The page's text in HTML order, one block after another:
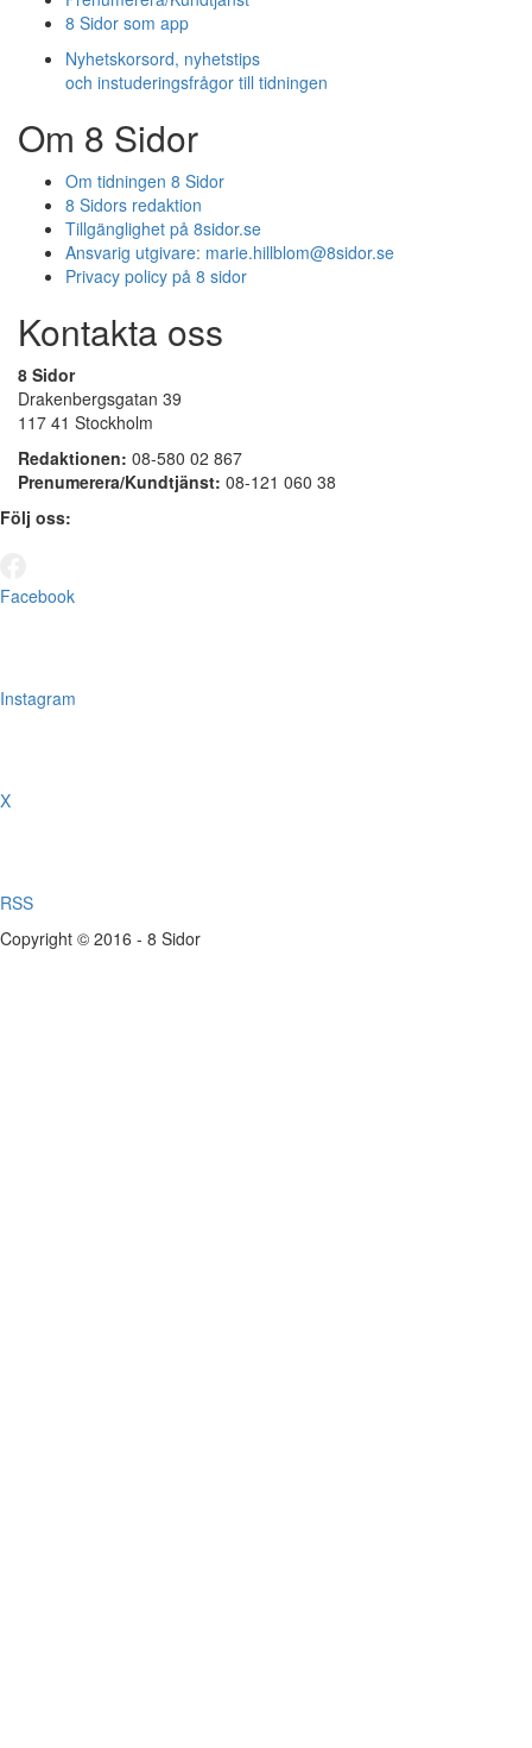
8 Sidor som app
Nyhetskorsord, nyhetstips
och instuderingsfrågor till tidningen
Om 8 Sidor
Om tidningen 8 Sidor
8 Sidors redaktion
Tillgänglighet på 8sidor.se
Ansvarig utgivare: marie.hillblom@8sidor.se
Privacy policy på 8 sidor
Kontakta oss
8 Sidor
Drakenbergsgatan 39
117 41 Stockholm
Redaktionen: 08-580 02 867
Prenumerera/Kundtjänst: 08-121 060 38
Följ oss:
Facebook
Instagram
X
RSS
Copyright © 2016 - 8 Sidor